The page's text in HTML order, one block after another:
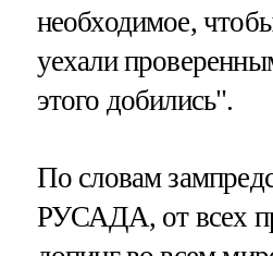
необходимое,
уехали
этого добились".
По словам
РУСАДА, от всех